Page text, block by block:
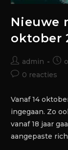
Nieuwe
oktober
admin
0 reacties
Vanaf 14
ingegaan. Zo
vanaf 18 jaar
aangepaste